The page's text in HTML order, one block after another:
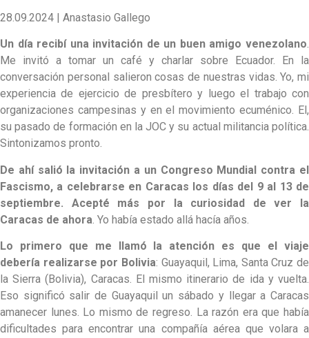
28.09.2024 | Anastasio Gallego
Un día recibí una invitación de un buen amigo venezolano.
Me invitó a tomar un café y charlar sobre Ecuador. En la
conversación personal salieron cosas de nuestras vidas. Yo, mi
experiencia de ejercicio de presbítero y luego el trabajo con
organizaciones campesinas y en el movimiento ecuménico. El,
su pasado de formación en la JOC y su actual militancia política.
Sintonizamos pronto.
De ahí salió la invitación a un Congreso Mundial contra el
Fascismo, a celebrarse en Caracas los días del 9 al 13 de
septiembre. Acepté más por la curiosidad de ver la
Caracas de ahora . Yo había estado allá hacía años.
Lo primero que me llamó la atención es que el viaje
debería realizarse por Bolivia: Guayaquil, Lima, Santa Cruz de
la Sierra (Bolivia), Caracas. El mismo itinerario de ida y vuelta.
Eso significó salir de Guayaquil un sábado y llegar a Caracas
amanecer lunes. Lo mismo de regreso. La razón era que había
dificultades para encontrar una compañía aérea que volara a